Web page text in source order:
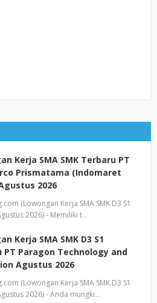
Kerja SMA SMK Terbaru PT
Prismatama (Indomaret
2026
(Lowongan Kerja SMA SMK D3 S1
2026) - Memiliki t…
Kerja SMA SMK D3 S1
PT Paragon Technology and
Agustus 2026
(Lowongan Kerja SMA SMK D3 S1
2026) - Anda mungki…